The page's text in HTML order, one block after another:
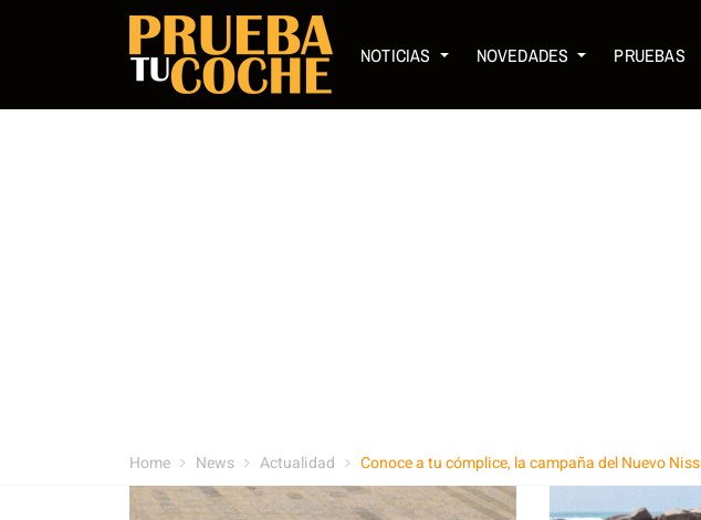
NOTICIAS NOVEDADES PRUEBAS
Home News Actualidad Conoce a tu cómplice, la campaña del Nuevo